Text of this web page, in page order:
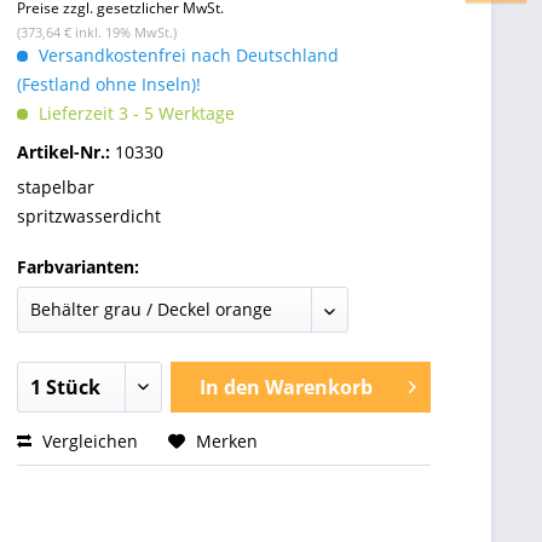
Preise zzgl. gesetzlicher MwSt.
(373,64 € inkl. 19% MwSt.)
Versandkostenfrei nach Deutschland
(Festland ohne Inseln)!
Lieferzeit 3 - 5 Werktage
Artikel-Nr.: 10330
stapelbar
spritzwasserdicht
Farbvarianten:
In den Warenkorb
Vergleichen Merken